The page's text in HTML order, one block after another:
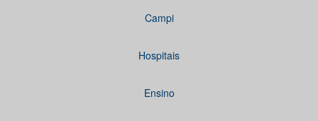
Campi
Hospitais
Ensino